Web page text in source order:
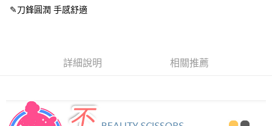
台新國際商業銀行
AFTEE先享後付
【「AFTEE先享後付」結帳流程】
全家取貨付款
每筆NT$60，滿NT$399(含以上)免運費
✎刀鋒圓潤 手感舒適
詳細說明 相關推薦